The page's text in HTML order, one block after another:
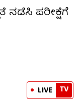
ನಡೆಸಿ ಪರೀಕ್ಷೆಗೆ
LIVE TV